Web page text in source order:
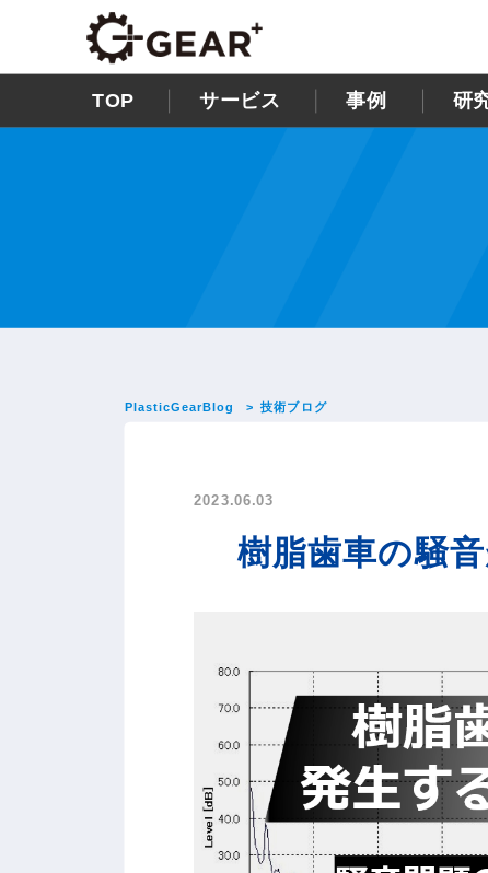
TOP サービス 事例 研
PlasticGearBlog 技術ブログ
2023.06.03
樹脂歯車の騒